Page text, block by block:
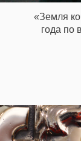
«Земля
года по